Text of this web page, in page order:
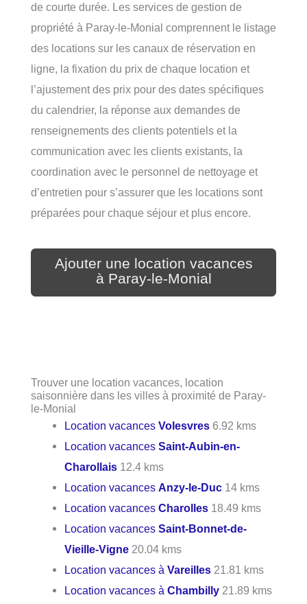
de courte durée. Les services de gestion de
propriété à Paray-le-Monial comprennent le listage
des locations sur les canaux de réservation en
ligne, la fixation du prix de chaque location et
l’ajustement des prix pour des dates spécifiques
du calendrier, la réponse aux demandes de
renseignements des clients potentiels et la
communication avec les clients existants, la
coordination avec le personnel de nettoyage et
d’entretien pour s’assurer que les locations sont
préparées pour chaque séjour et plus encore.
Ajouter une location vacances
à Paray-le-Monial
Trouver une location vacances, location
saisonnière dans les villes à proximité de Paray-
le-Monial
Location vacancesVolesvres 6.92 kms
Location vacancesSaint-Aubin-en-
Charollais 12.4 kms
Location vacancesAnzy-le-Duc 14 kms
Location vacancesCharolles 18.49 kms
Location vacancesSaint-Bonnet-de-
Vieille-Vigne 20.04 kms
Location vacances àVareilles 21.81 kms
Location vacances àChambilly 21.89 kms